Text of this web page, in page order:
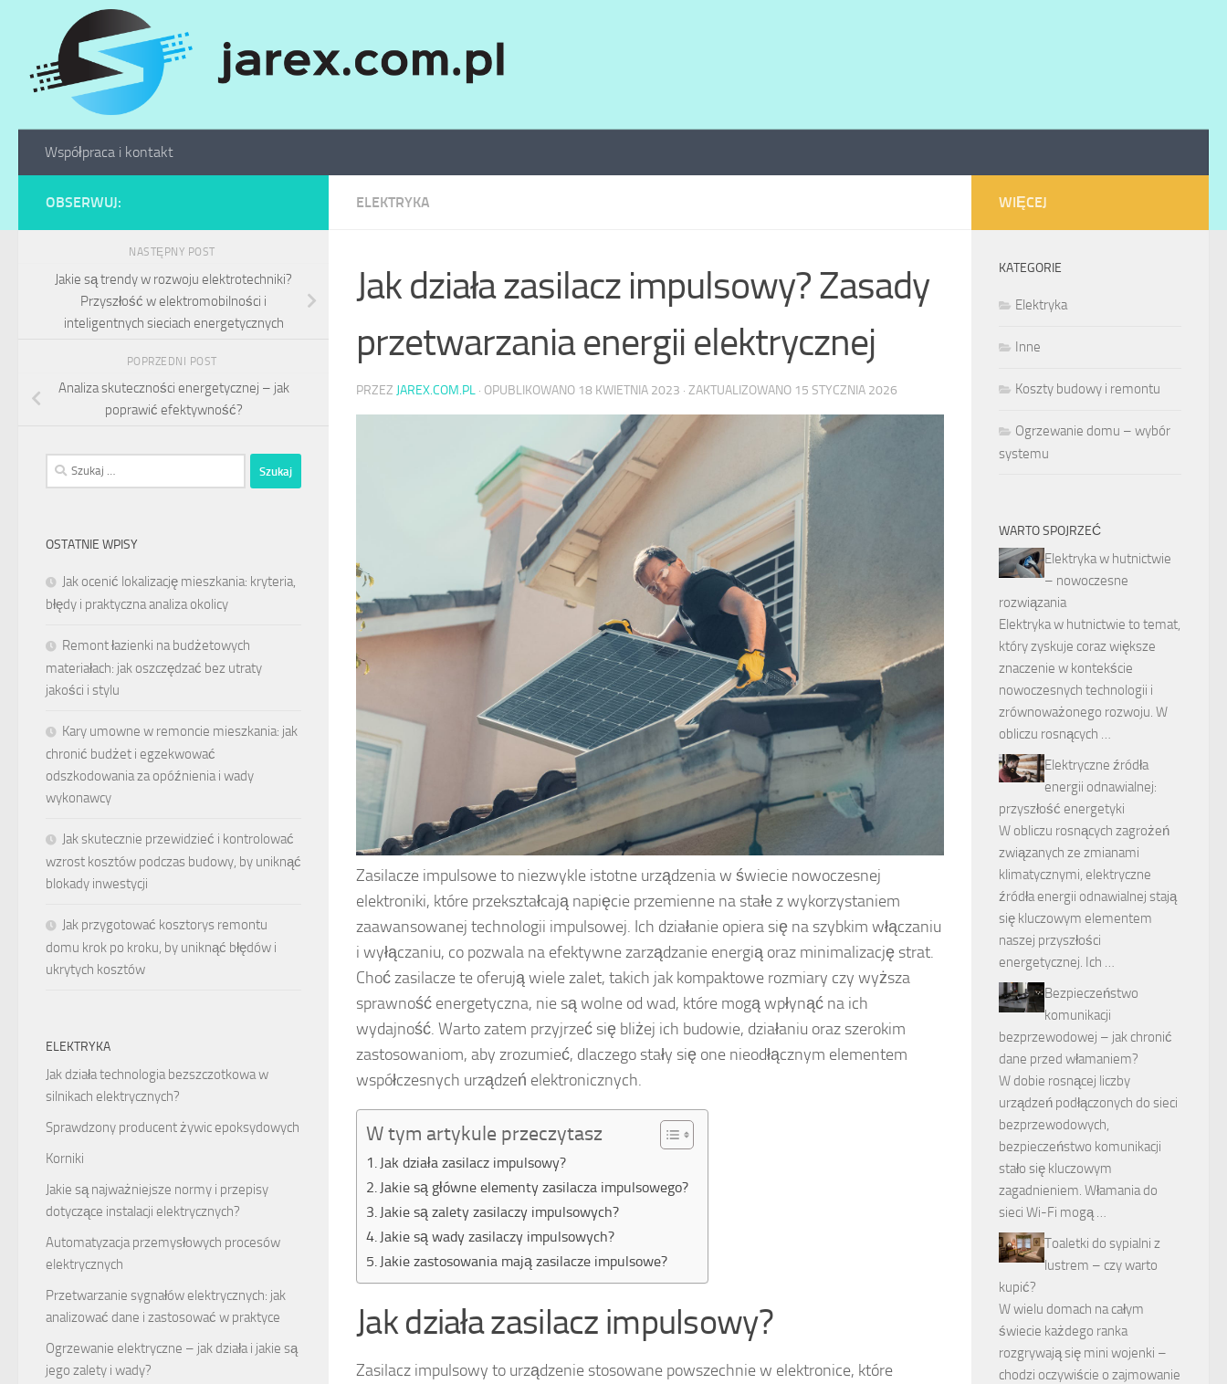
Skip to content
Współpraca i kontakt
ELEKTRYKA
Jak działa zasilacz impulsowy? Zasady
przetwarzania energii elektrycznej
PRZEZ JAREX.COM.PL · OPUBLIKOWANO 18 KWIETNIA 2023 · ZAKTUALIZOWANO 15 STYCZNIA 2026
Zasilacze impulsowe to niezwykle istotne urządzenia w świecie nowoczesnej
elektroniki, które przekształcają napięcie przemienne na stałe z wykorzystaniem
zaawansowanej technologii impulsowej. Ich działanie opiera się na szybkim włączaniu
i wyłączaniu, co pozwala na efektywne zarządzanie energią oraz minimalizację strat.
Choć zasilacze te oferują wiele zalet, takich jak kompaktowe rozmiary czy wyższa
sprawność energetyczna, nie są wolne od wad, które mogą wpłynąć na ich
wydajność. Warto zatem przyjrzeć się bliżej ich budowie, działaniu oraz szerokim
zastosowaniom, aby zrozumieć, dlaczego stały się one nieodłącznym elementem
współczesnych urządzeń elektronicznych.
W tym artykule przeczytasz
Jak działa zasilacz impulsowy?
Jakie są główne elementy zasilacza impulsowego?
Jakie są zalety zasilaczy impulsowych?
Jakie są wady zasilaczy impulsowych?
Jakie zastosowania mają zasilacze impulsowe?
Jak działa zasilacz impulsowy?
Zasilacz impulsowy to urządzenie stosowane powszechnie w elektronice, które
OBSERWUJ:
NASTĘPNY POST
Jakie są trendy w rozwoju elektrotechniki?
Przyszłość w elektromobilności i
inteligentnych sieciach energetycznych
POPRZEDNI POST
Analiza skuteczności energetycznej – jak
poprawić efektywność?
Szukaj:
OSTATNIE WPISY
Jak ocenić lokalizację mieszkania: kryteria,
błędy i praktyczna analiza okolicy
Remont łazienki na budżetowych
materiałach: jak oszczędzać bez utraty
jakości i stylu
Kary umowne w remoncie mieszkania: jak
chronić budżet i egzekwować
odszkodowania za opóźnienia i wady
wykonawcy
Jak skutecznie przewidzieć i kontrolować
wzrost kosztów podczas budowy, by uniknąć
blokady inwestycji
Jak przygotować kosztorys remontu
domu krok po kroku, by uniknąć błędów i
ukrytych kosztów
ELEKTRYKA
Jak działa technologia bezszczotkowa w
silnikach elektrycznych?
Sprawdzony producent żywic epoksydowych
Korniki
Jakie są najważniejsze normy i przepisy
dotyczące instalacji elektrycznych?
Automatyzacja przemysłowych procesów
elektrycznych
Przetwarzanie sygnałów elektrycznych: jak
analizować dane i zastosować w praktyce
Ogrzewanie elektryczne – jak działa i jakie są
jego zalety i wady?
WIĘCEJ
KATEGORIE
Elektryka
Inne
Koszty budowy i remontu
Ogrzewanie domu – wybór
systemu
WARTO SPOJRZEĆ
Elektryka w hutnictwie
– nowoczesne
rozwiązania
Elektryka w hutnictwie to temat,
który zyskuje coraz większe
znaczenie w kontekście
nowoczesnych technologii i
zrównoważonego rozwoju. W
obliczu rosnących …
Elektryczne źródła
energii odnawialnej:
przyszłość energetyki
W obliczu rosnących zagrożeń
związanych ze zmianami
klimatycznymi, elektryczne
źródła energii odnawialnej stają
się kluczowym elementem
naszej przyszłości
energetycznej. Ich …
Bezpieczeństwo
komunikacji
bezprzewodowej – jak chronić
dane przed włamaniem?
W dobie rosnącej liczby
urządzeń podłączonych do sieci
bezprzewodowych,
bezpieczeństwo komunikacji
stało się kluczowym
zagadnieniem. Włamania do
sieci Wi-Fi mogą …
Toaletki do sypialni z
lustrem – czy warto
kupić?
W wielu domach na całym
świecie każdego ranka
rozgrywają się mini wojenki –
chodzi oczywiście o zajmowanie